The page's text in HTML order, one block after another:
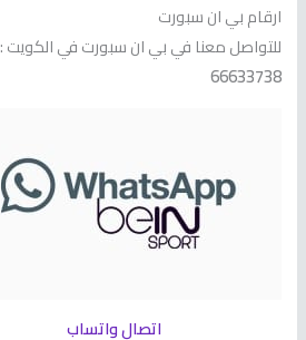
ارقام بي ان سبورت
للتواصل معنا في بي ان سبورت في الكويت :
66633738
اتصال واتساب